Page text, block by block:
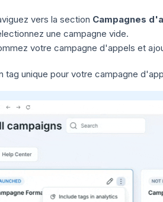
vers la section Campagnes
une campagne vide.
votre campagne d'appels et
tag unique pour votre campagne